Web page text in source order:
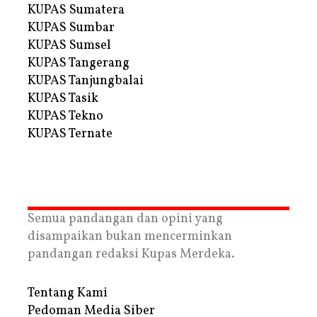
KUPAS Sumatera
KUPAS Sumbar
KUPAS Sumsel
KUPAS Tangerang
KUPAS Tanjungbalai
KUPAS Tasik
KUPAS Tekno
KUPAS Ternate
Semua pandangan dan opini yang
disampaikan bukan mencerminkan
pandangan redaksi Kupas Merdeka.
Tentang Kami
Pedoman Media Siber